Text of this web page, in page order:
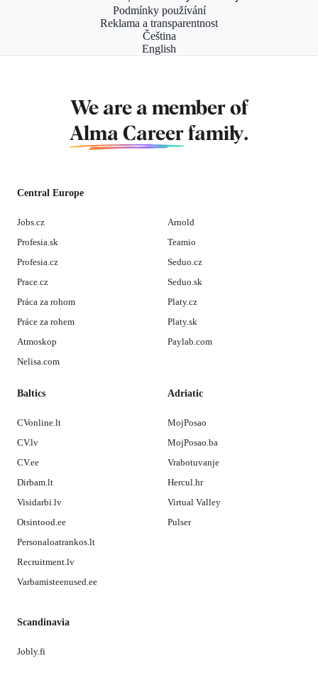
Podmínky používání
Reklama a transparentnost
Čeština
English
We are a member of
Alma Career family.
Central Europe
Jobs.cz
Profesia.sk
Profesia.cz
Prace.cz
Práca za rohom
Práce za rohem
Atmoskop
Nelisa.com
Arnold
Teamio
Seduo.cz
Seduo.sk
Platy.cz
Platy.sk
Paylab.com
Baltics
CVonline.lt
CV.lv
CV.ee
Dirbam.lt
Visidarbi.lv
Otsintood.ee
Personaloatrankos.lt
Recruitment.lv
Varbamisteenused.ee
Adriatic
MojPosao
MojPosao.ba
Vrabotuvanje
Hercul.hr
Virtual Valley
Pulser
Scandinavia
Jobly.fi